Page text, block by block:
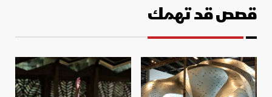
قصص قد تهمك